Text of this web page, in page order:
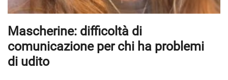
Mascherine: difficoltà di
comunicazione per chi ha problemi
di udito